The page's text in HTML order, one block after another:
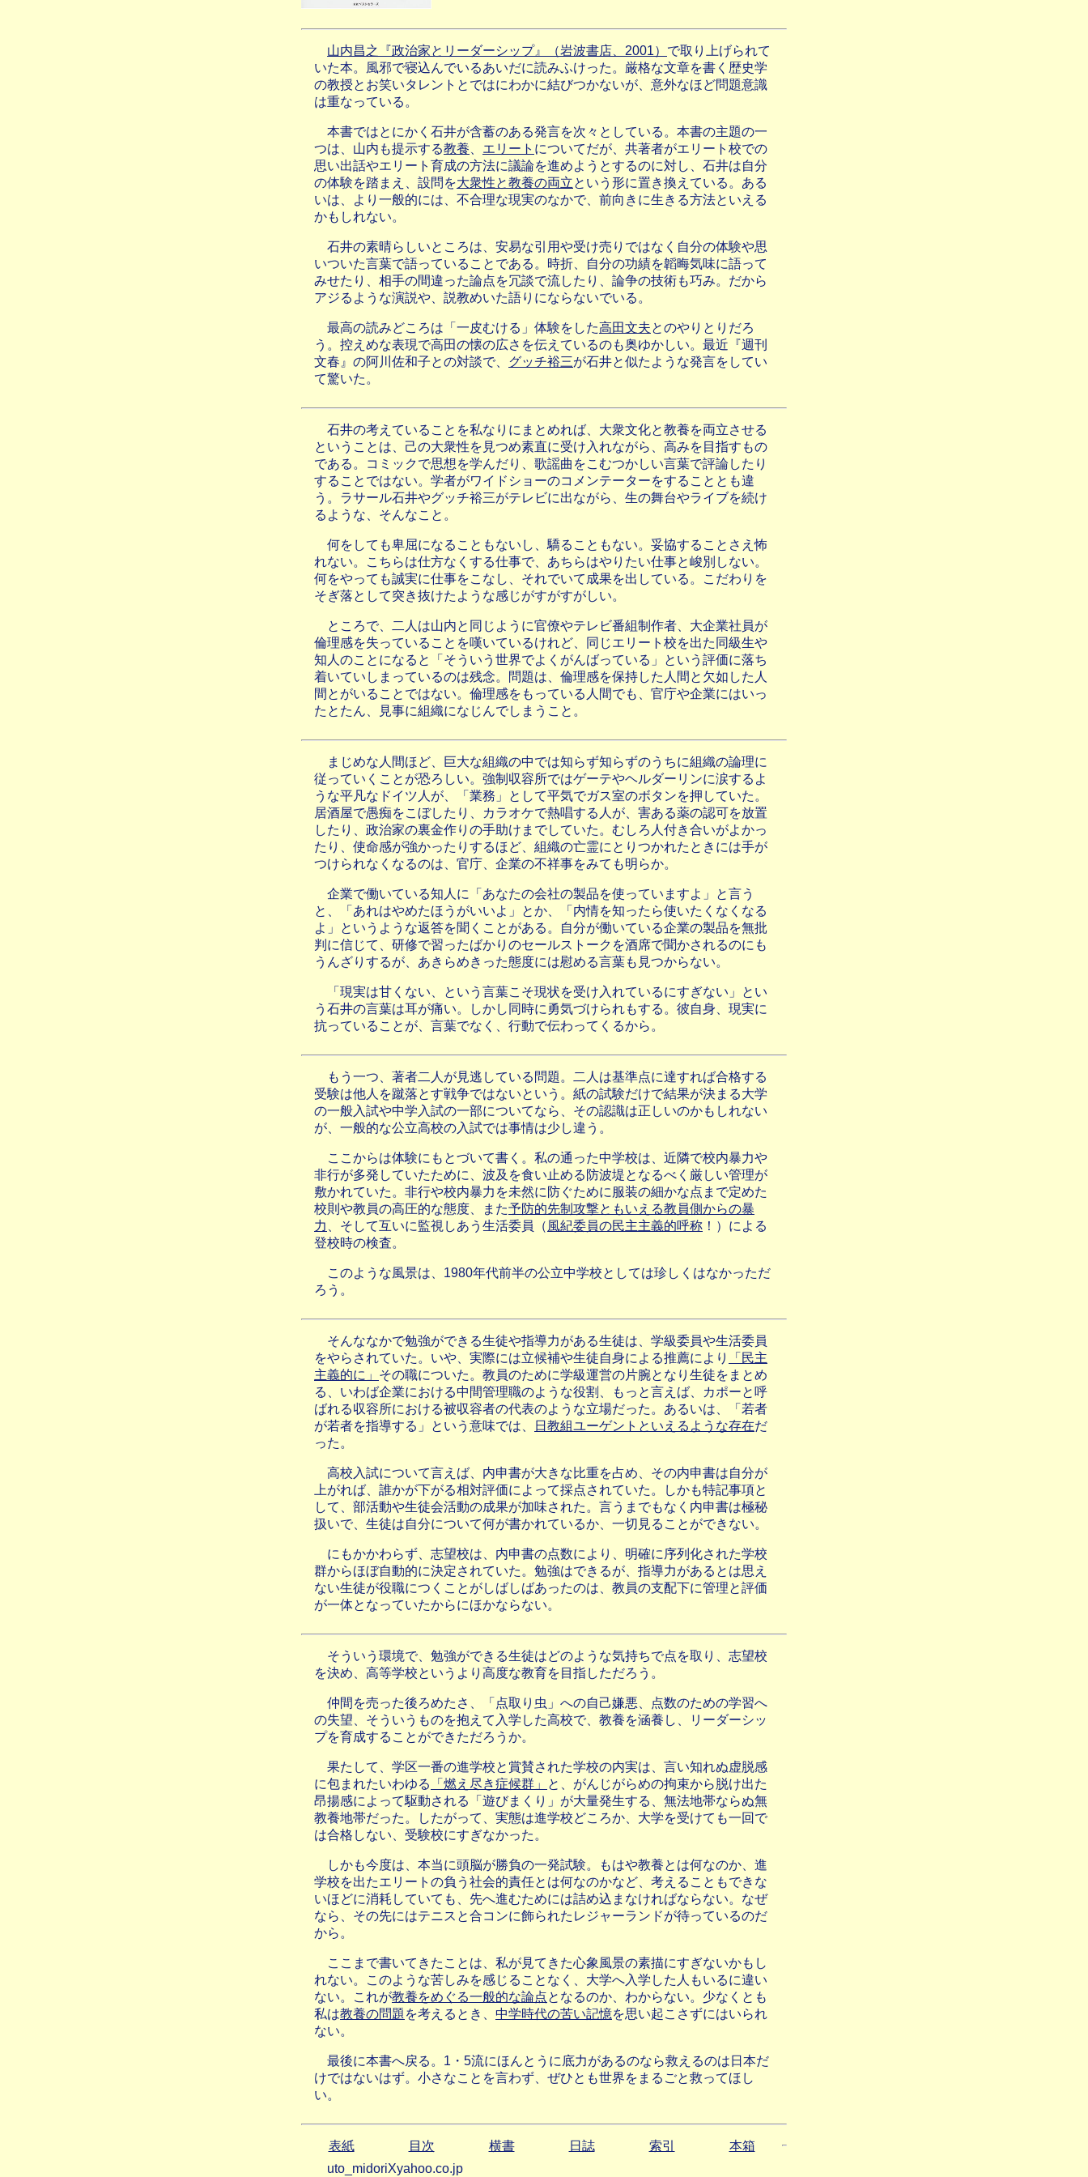
山内昌之『政治家とリーダーシップ』（岩波書店、2001） で取り上げられて
いた本。風邪で寝込んでいるあいだに読みふけった。厳格な文章を書く歴史学
の教授とお笑いタレントとではにわかに結びつかないが、意外なほど問題意識
は重なっている。
本書ではとにかく石井が含蓄のある発言を次々としている。本書の主題の一
つは、山内も提示する教養 エリート についてだが、共著者がエリート校での
思い出話やエリート育成の方法に議論を進めようとするのに対し、石井は自分
の体験を踏まえ、設問を大衆性と教養の両立という形に置き換えている。ある
いは、より一般的には、不合理な現実のなかで、前向きに生きる方法といえる
かもしれない。
石井の素晴らしいところは、安易な引用や受け売りではなく自分の体験や思
いついた言葉で語っていることである。時折、自分の功績を韜晦気味に語って
みせたり、相手の間違った論点を冗談で流したり、論争の技術も巧み。だから
アジるような演説や、説教めいた語りにならないでいる。
最高の読みどころは「一皮むける」体験をした高田文夫とのやりとりだろ
う。控えめな表現で高田の懐の広さを伝えているのも奥ゆかしい。最近『週刊
文春』の阿川佐和子との対談で、 グッチ裕三が石井と似たような発言をしてい
て驚いた。
石井の考えていることを私なりにまとめれば、大衆文化と教養を両立させる
ということは、己の大衆性を見つめ素直に受け入れながら、高みを目指すもの
である。コミックで思想を学んだり、歌謡曲をこむつかしい言葉で評論したり
することではない。学者がワイドショーのコメンテーターをすることとも違
う。ラサール石井やグッチ裕三がテレビに出ながら、生の舞台やライブを続け
るような、そんなこと。
何をしても卑屈になることもないし、驕ることもない。妥協することさえ怖
れない。こちらは仕方なくする仕事で、あちらはやりたい仕事と峻別しない。
何をやっても誠実に仕事をこなし、それでいて成果を出している。こだわりを
そぎ落として突き抜けたような感じがすがすがしい。
ところで、二人は山内と同じように官僚やテレビ番組制作者、大企業社員が
倫理感を失っていることを嘆いているけれど、同じエリート校を出た同級生や
知人のことになると「そういう世界でよくがんばっている」という評価に落ち
着いていしまっているのは残念。問題は、倫理感を保持した人間と欠如した人
間とがいることではない。倫理感をもっている人間でも、官庁や企業にはいっ
たとたん、見事に組織になじんでしまうこと。
まじめな人間ほど、巨大な組織の中では知らず知らずのうちに組織の論理に
従っていくことが恐ろしい。強制収容所ではゲーテやヘルダーリンに涙するよ
うな平凡なドイツ人が、「業務」として平気でガス室のボタンを押していた。
居酒屋で愚痴をこぼしたり、カラオケで熱唱する人が、害ある薬の認可を放置
したり、政治家の裏金作りの手助けまでしていた。むしろ人付き合いがよかっ
たり、使命感が強かったりするほど、組織の亡霊にとりつかれたときには手が
つけられなくなるのは、官庁、企業の不祥事をみても明らか。
企業で働いている知人に「あなたの会社の製品を使っていますよ」と言う
と、「あれはやめたほうがいいよ」とか、「内情を知ったら使いたくなくなる
よ」というような返答を聞くことがある。自分が働いている企業の製品を無批
判に信じて、研修で習ったばかりのセールストークを酒席で聞かされるのにも
うんざりするが、あきらめきった態度には慰める言葉も見つからない。
「現実は甘くない、という言葉こそ現状を受け入れているにすぎない」とい
う石井の言葉は耳が痛い。しかし同時に勇気づけられもする。彼自身、現実に
抗っていることが、言葉でなく、行動で伝わってくるから。
もう一つ 、著者二人が見逃している問題。二人は基準点に達すれば合格する
受験は他人を蹴落とす戦争ではないという。紙の試験だけで結果が決まる大学
の一般入試や中学入試の一部についてなら、その認識は正しいのかもしれない
が、一般的な公立高校の入試では事情は少し違う。
ここからは体験にもとづいて書く。私の通った中学校は、近隣で校内暴力や
非行が多発していたために、波及を食い止める防波堤となるべく厳しい管理が
敷かれていた。非行や校内暴力を未然に防ぐために服装の細かな点まで定めた
校則や教員の高圧的な態度、また予防的先制攻撃ともいえる教員側からの暴
力
、そして互いに監視しあう生活委員（ 風紀委員の民主主義的呼称 ！）による
登校時の検査。
このような風景は、1980年代前半の公立中学校としては珍しくはなかっただ
ろう。
そんななかで勉強ができる生徒や指導力がある生徒は、学級委員や生活委員
をやらされていた。いや、実際には立候補や生徒自身による推薦により
「民主
主義的に」 その職についた。教員のために学級運営の片腕となり生徒をまとめ
る、いわば企業における中間管理職のような役割、もっと言えば、カポーと呼
ばれる収容所における被収容者の代表のような立場だった。あるいは、「若者
が若者を指導する」という意味では、
日教組ユーゲントといえるような存在だ
った。
高校入試について言えば、内申書が大きな比重を占め、その内申書は自分が
上がれば、誰かが下がる相対評価によって採点されていた。しかも特記事項と
して、部活動や生徒会活動の成果が加味された。言うまでもなく内申書は極秘
扱いで、生徒は自分について何が書かれているか、一切見ることができない。
にもかかわらず、志望校は、内申書の点数により、明確に序列化された学校
群からほぼ自動的に決定されていた。勉強はできるが、指導力があるとは思え
ない生徒が役職につくことがしばしばあったのは、教員の支配下に管理と評価
が一体となっていたからにほかならない。
そういう環境で、勉強ができる生徒はどのような気持ちで点を取り、志望校
を決め、高等学校というより高度な教育を目指しただろう。
仲間を売った後ろめたさ、「点取り虫」への自己嫌悪、点数のための学習へ
の失望、そういうものを抱えて入学した高校で、教養を涵養し、リーダーシッ
プを育成することができただろうか。
果たして、学区一番の進学校と賞賛された学校の内実は、言い知れぬ虚脱感
に包まれたいわゆる
「燃え尽き症候群」
と、がんじがらめの拘束から脱け出た
昂揚感によって駆動される「遊びまくり」が大量発生する、無法地帯ならぬ無
教養地帯だった。したがって、実態は進学校どころか、大学を受けても一回で
は合格しない、受験校にすぎなかった。
しかも今度は、本当に頭脳が勝負の一発試験。もはや教養とは何なのか、進
学校を出たエリートの負う社会的責任とは何なのかなど、考えることもできな
いほどに消耗していても、先へ進むためには詰め込まなければならない。なぜ
なら、その先にはテニスと合コンに飾られたレジャーランドが待っているのだ
から。
ここまで書いてきたことは、私が見てきた心象風景の素描にすぎないかもし
れない。このような苦しみを感じることなく、大学へ入学した人もいるに違い
ない。これが教養をめぐる一般的な論点となるのか、わからない。少なくとも
私は教養の問題 を考えるとき、 中学時代の苦い記憶を思い起こさずにはいられ
ない。
最後に本書へ戻る。1・5流にほんとうに底力があるのなら救えるのは日本だ
けではないはず。小さなことを言わず、ぜひとも世界をまるごと救ってほし
い。
表紙 目次 横書 日誌 索引
本箱
uto_midoriXyahoo.co.jp